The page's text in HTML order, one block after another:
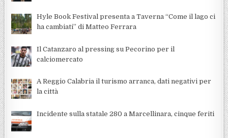
Hyle Book Festival presenta a Taverna “Come il lago ci
ha cambiati” di Matteo Ferrara
Il Catanzaro al pressing su Pecorino per il
calciomercato
A Reggio Calabria il turismo arranca, dati negativi per
la città
Incidente sulla statale 280 a Marcellinara, cinque feriti